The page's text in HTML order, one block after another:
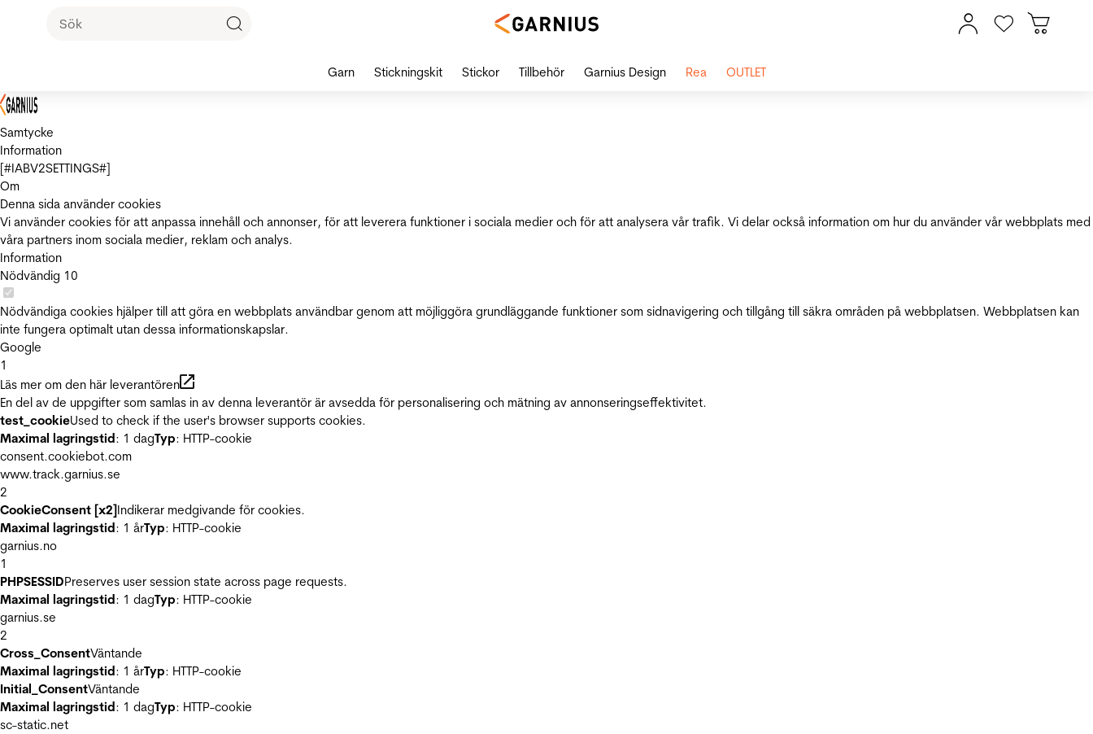
Samtycke
Information
[#IABV2SETTINGS#]
Om
Denna sida använder cookies
Vi använder cookies för att anpassa innehåll och annonser, för att leverera funktioner i sociala medier och för att analysera vår trafik. Vi delar också information om hur du använder vår webbplats med
våra partners inom sociala medier, reklam och analys.
Information
Nödvändig 10
Nödvändiga cookies hjälper till att göra en webbplats användbar genom att möjliggöra grundläggande funktioner som sidnavigering och tillgång till säkra områden på webbplatsen. Webbplatsen kan
inte fungera optimalt utan dessa informationskapslar.
Google
1
Läs mer om den här leverantören
En del av de uppgifter som samlas in av denna leverantör är avsedda för personalisering och mätning av annonseringseffektivitet.
test_cookieUsed to check if the user's browser supports cookies.
Maximal lagringstid: 1 dagTyp: HTTP-cookie
consent.cookiebot.com
www.track.garnius.se
2
CookieConsent [x2]Indikerar medgivande för cookies.
Maximal lagringstid: 1 årTyp: HTTP-cookie
garnius.no
1
PHPSESSIDPreserves user session state across page requests.
Maximal lagringstid: 1 dagTyp: HTTP-cookie
garnius.se
2
Cross_ConsentVäntande
Maximal lagringstid: 1 årTyp: HTTP-cookie
Initial_ConsentVäntande
Maximal lagringstid: 1 dagTyp: HTTP-cookie
sc-static.net
Garn Stickningskit Stickor Tillbehör Garnius Design Rea OUTLET